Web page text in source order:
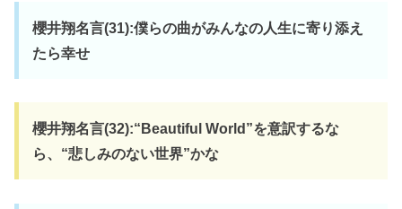
櫻井翔名言(31):僕らの曲がみんなの人生に寄り添え
たら幸せ
櫻井翔名言(32):“Beautiful World”を意訳するな
ら、“悲しみのない世界”かな